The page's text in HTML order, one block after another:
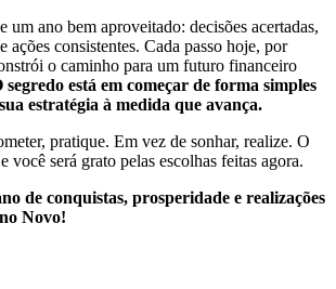
um ano bem aproveitado: decisões acertadas,
ações consistentes. Cada passo hoje, por
o caminho para um futuro financeiro
segredo está em começar de forma simples
estratégia à medida que avança.
pratique. Em vez de sonhar, realize. O
você será grato pelas escolhas feitas agora.
de conquistas, prosperidade e realizações
Novo!